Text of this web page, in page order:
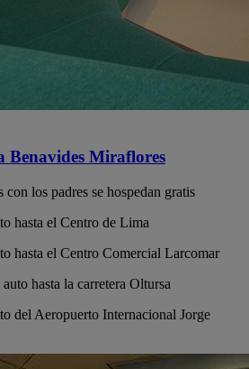
Benavides Miraflores
con los padres se hospedan gratis
hasta el Centro de Lima
hasta el Centro Comercial Larcomar
hasta la carretera Oltursa
del Aeropuerto Internacional Jorge